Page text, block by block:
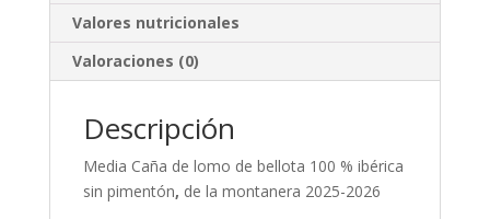
Valores nutricionales
Valoraciones (0)
Descripción
Media Caña de lomo de bellota 100 % ibérica
sin pimentón, de la montanera 2025-2026